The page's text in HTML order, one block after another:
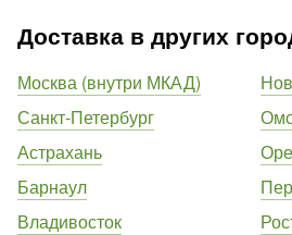
Доставка в других
Москва (внутри МКАД)
Санкт-Петербург
Астрахань
Барнаул
Владивосток